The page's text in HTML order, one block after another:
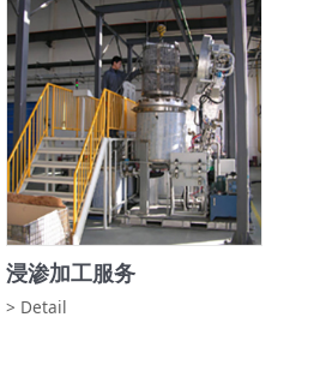
浸渗加工服务
> Detail